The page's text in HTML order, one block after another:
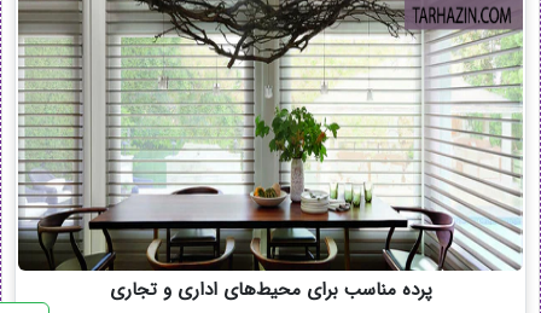
پرده مناسب برای محیط‌های اداری و تجاری